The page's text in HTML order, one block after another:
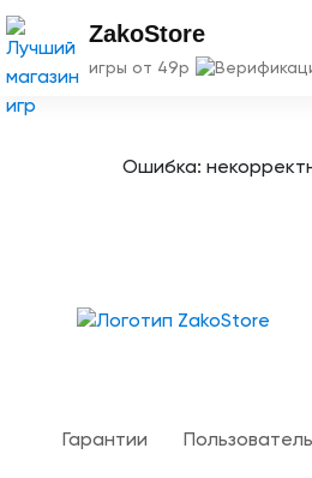
ZakoStore
игры от 49р
Ошибка:
Гарантии